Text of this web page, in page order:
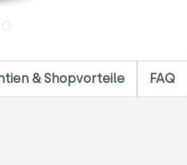
& Shopvorteile FAQ